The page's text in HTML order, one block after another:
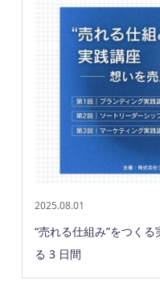
2025.08.01
“売れる仕組み”をつく
る 3 日間